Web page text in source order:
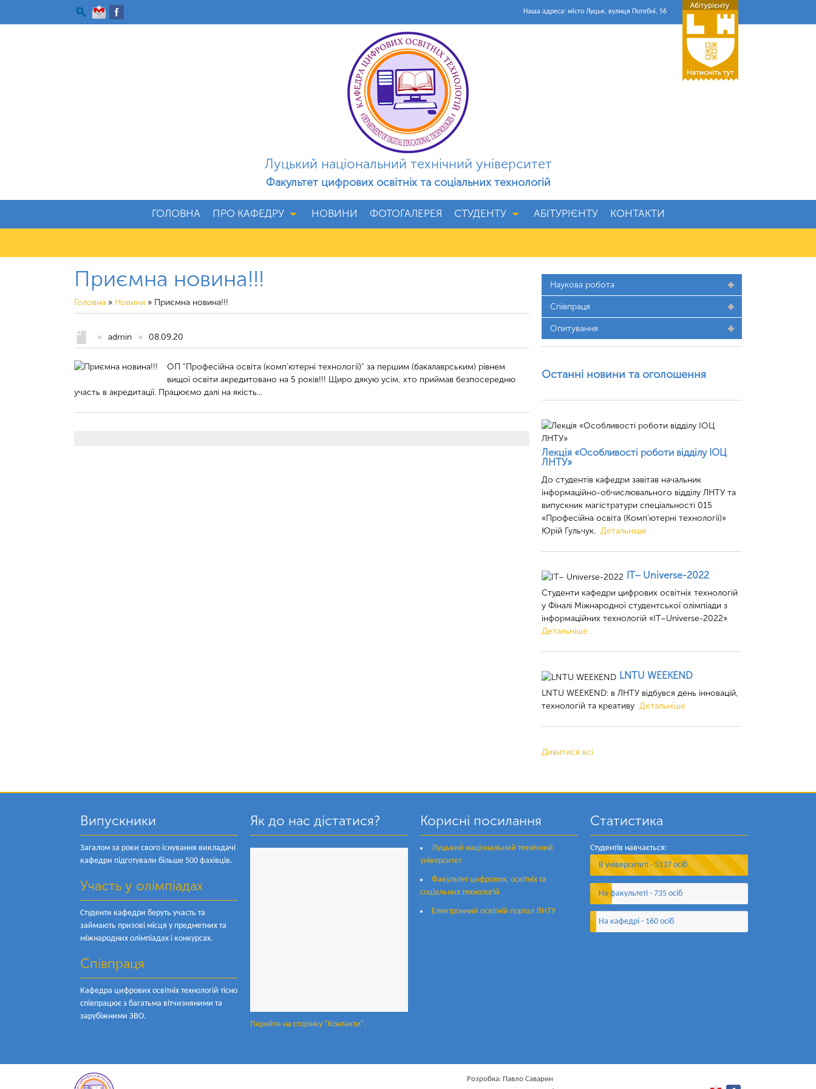
Наша адреса: місто Луцьк, вулиця Потебні, 56
Луцький національний технічний університет
Факультет цифрових освітніх та соціальних технологій
ГОЛОВНА ПРО КАФЕДРУ НОВИНИ ФОТОГАЛЕРЕЯ СТУДЕНТУ АБІТУРІЄНТУ КОНТАКТИ
Приємна новина!!!
Головна » Новини » Приємна новина!!!
● admin ● 08.09.20
ОП "Професійна освіта (комп'ютерні технології)" за першим (бакалаврським) рівнем
вищої освіти акредитовано на 5 років!!! Щиро дякую усім, хто приймав безпосередню
участь в акредитації. Працюємо далі на якість...
Наукова робота
Співпраця
Опитування
Останні новини та оголошення
Лекція «Особливості роботи відділу ІОЦ
ЛНТУ»
До студентів кафедри завітав начальник
інформаційно-обчислювального відділу ЛНТУ та
випускник магістратури спеціальності 015
«Професійна освіта (Комп’ютерні технології)»
Юрій Гульчук. Детальніше
ІТ– Universe-2022
Студенти кафедри цифрових освітніх технологій
у Фіналі Міжнародної студентської олімпіади з
інформаційних технологій «ІТ–Universe-2022»
Детальніше
LNTU WEEKEND
LNTU WEEKEND: в ЛНТУ відбувся день інновацій,
технологій та креативу Детальніше
Дивитися всі
Випускники
Загалом за роки свого існування викладачі
кафедри підготували більше 500 фахівців.
Участь у олімпіадах
Студенти кафедри беруть участь та
займають призові місця у предметних та
міжнародних олімпіадах і конкурсах.
Співпраця
Кафедра цифрових освітніх технологій тісно
співпрацює з багатьма вітчизняними та
зарубіжними ЗВО.
Як до нас дістатися?
Перейти на сторінку "Контакти".
Корисні посилання
Луцький національний технічний
університет
Факультет цифрових, освітніх та
соціальних технологій
Електронний освітній портал ЛНТУ
Статистика
Студентів навчається:
В університеті - 5137 осіб
На факультеті - 735 осіб
На кафедрі - 160 осіб
Розробка: Павло Саварин